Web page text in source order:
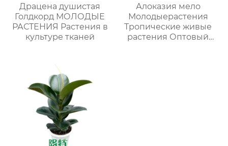
Драцена душистая
Голдкорд МОЛОДЫЕ
РАСТЕНИЯ Растения в
культуре тканей
Алоказия мело
Молодыерастения
Тропические живые
растения Оптовый